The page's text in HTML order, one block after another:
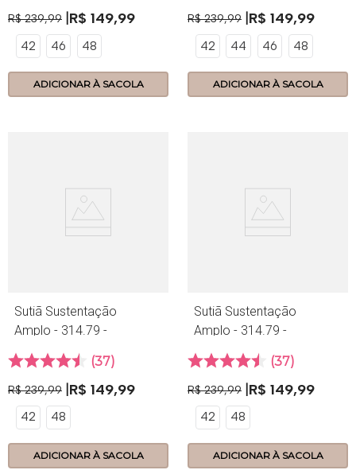
R$ 239,99 R$ 149,99
42 46 48
ADICIONAR À SACOLA
R$ 239,99 R$ 149,99
42 44 46 48
ADICIONAR À SACOLA
Sutiã Sustentação
Amplo - 314.79 -
Lace - Amora
37
R$ 239,99 R$ 149,99
42 48
ADICIONAR À SACOLA
Sutiã Sustentação
Amplo - 314.79 -
Lace - Hibisco
37
R$ 239,99 R$ 149,99
42 48
ADICIONAR À SACOLA